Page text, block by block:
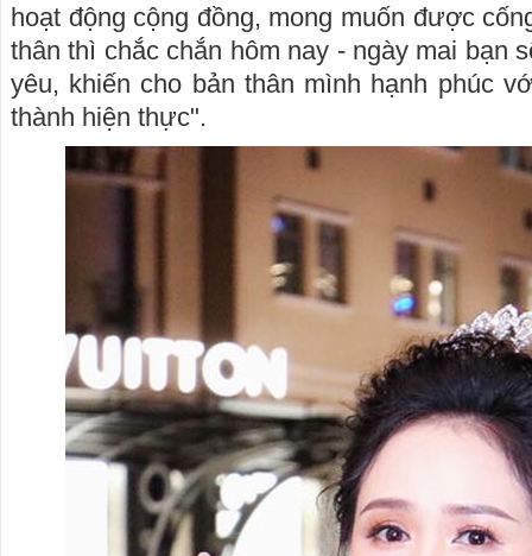
hoạt động cộng đồng, mong muốn được
thân thì chắc chắn hôm nay - ngày mai bạn
yêu, khiến cho bản thân mình hạnh phúc
thành hiện thực".